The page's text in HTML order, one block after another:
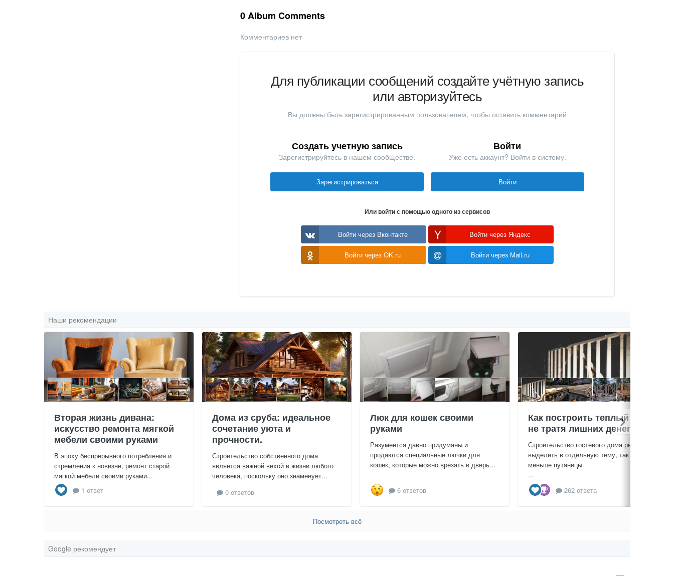
0 Album Comments
Комментариев нет
Для публикации сообщений создайте учётную запись
или авторизуйтесь
Вы должны быть зарегистрированным пользователем, чтобы оставить комментарий
Создать учетную запись
Зарегистрируйтесь в нашем сообществе.
Зарегистрироваться
Войти
Уже есть аккаунт? Войти в систему.
Войти
Или войти с помощью одного из сервисов
Войти через Вконтакте Войти через Яндекс
Войти через OK.ru Войти через Mail.ru
Наши рекомендации
Вторая жизнь дивана:
искусство ремонта мягкой
мебели своими руками
В эпоху беспрерывного потребления и
стремления к новизне, ремонт старой
мягкой мебели своими руками...
1 ответ
Дома из сруба: идеальное
сочетание уюта и
прочности.
Строительство собственного дома
является важной вехой в жизни любого
человека, поскольку оно знаменует...
0 ответов
Люк для кошек своими
руками
Разумеется давно придуманы и
продаются специальные лючки для
кошек, которые можно врезать в дверь...
6 ответов
Как построить теплый дом,
не тратя лишних денег
Строительство гостевого дома решил
выделить в отдельную тему, так будет
меньше путаницы.
...
262 ответа
Посмотреть всё
Google рекомендует